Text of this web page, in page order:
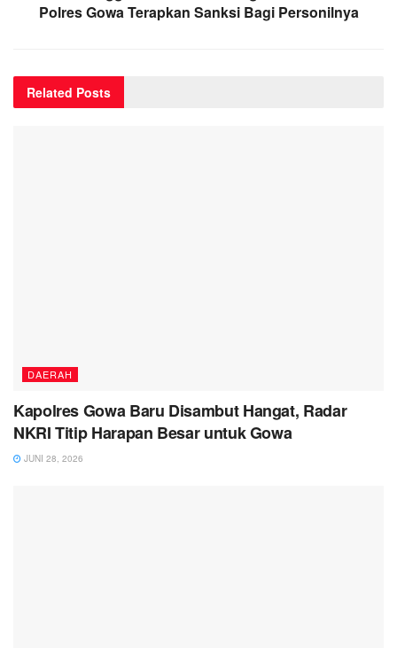
Polres Gowa Terapkan Sanksi Bagi Personilnya
Related Posts
DAERAH
Kapolres Gowa Baru Disambut Hangat, Radar
NKRI Titip Harapan Besar untuk Gowa
JUNI 28, 2026